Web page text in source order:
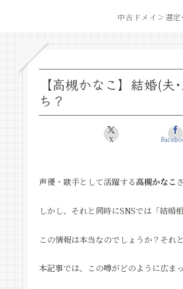
【高槻かなこ】結婚(
ち？
X
声優・歌手として活躍する高槻かなこ
しかし、それと同時にSNSでは「結婚
この情報は本当なのでしょうか？それ
本記事では、この噂がどのように広ま